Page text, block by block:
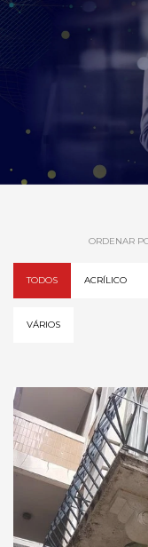
ORDENAR
TODOS ACRÍLICO
VÁRIOS